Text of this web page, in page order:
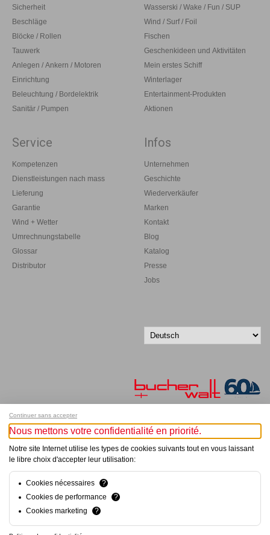
Sicherheit
Beschläge
Blöcke / Rollen
Tauwerk
Anlegen / Ankern / Motoren
Einrichtung
Beleuchtung / Bordelektrik
Sanitär / Pumpen
Wasserski / Wake / Fun / SUP
Wind / Surf / Foil
Fischen
Geschenkideen und Aktivitäten
Mein erstes Schiff
Winterlager
Entertainment-Produkten
Aktionen
Service
Kompetenzen
Dienstleistungen nach mass
Lieferung
Garantie
Wind + Wetter
Umrechnungstabelle
Glossar
Distributor
Infos
Unternehmen
Geschichte
Wiederverkäufer
Marken
Kontakt
Blog
Katalog
Presse
Jobs
Melde dich für unseren Newsletter an!
Alle Rechte vorbehalten
hsolutions.ch
Continuer sans accepter
Nous mettons votre confidentialité en priorité.
Notre site Internet utilise les types de cookies suivants tout en vous laissant
le libre choix d'accepter leur utilisation:
Cookies nécessaires
?
Cookies de performance
?
Cookies marketing
?